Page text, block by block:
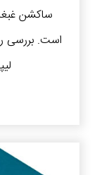
ساکشن
است. بررسی